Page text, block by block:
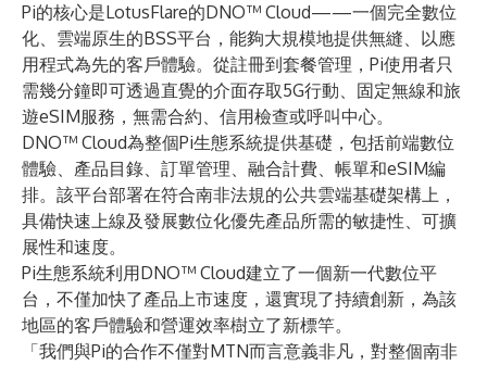
Pi的核心是LotusFlare的DNO™ Cloud——一個完全數位
化、雲端原生的BSS平台，能夠大規模地提供無縫、以應
用程式為先的客戶體驗。從註冊到套餐管理，Pi使用者只
需幾分鐘即可透過直覺的介面存取5G行動、固定無線和旅
遊eSIM服務，無需合約、信用檢查或呼叫中心。
DNO™ Cloud為整個Pi生態系統提供基礎，包括前端數位
體驗、產品目錄、訂單管理、融合計費、帳單和eSIM編
排。該平台部署在符合南非法規的公共雲端基礎架構上，
具備快速上線及發展數位化優先產品所需的敏捷性、可擴
展性和速度。
Pi生態系統利用DNO™ Cloud建立了一個新一代數位平
台，不僅加快了產品上市速度，還實現了持續創新，為該
地區的客戶體驗和營運效率樹立了新標竿。
「我們與Pi的合作不僅對MTN而言意義非凡，對整個南非